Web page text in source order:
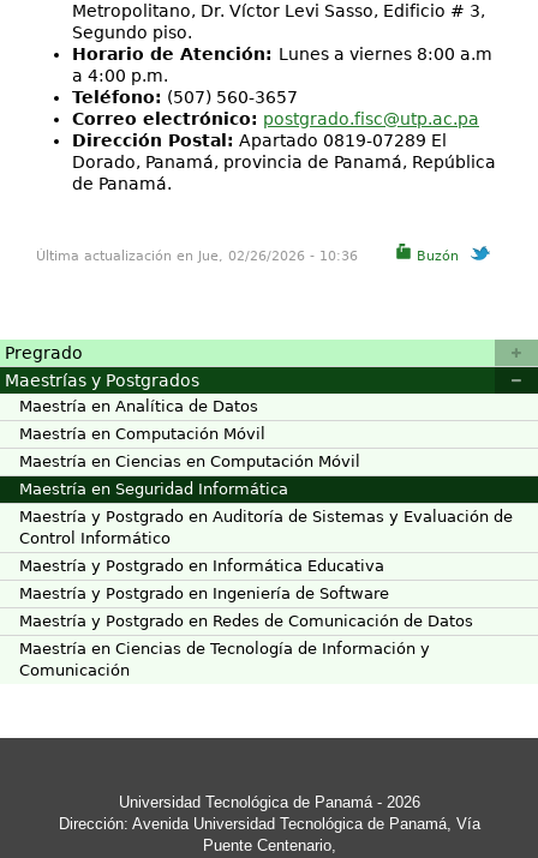
Metropolitano, Dr. Víctor Levi Sasso, Edificio # 3,
Segundo piso.
Horario de Atención: Lunes a viernes 8:00 a.m
a 4:00 p.m.
Teléfono: (507) 560-3657
Correo electrónico: postgrado.fisc@utp.ac.pa
Dirección Postal: Apartado 0819-07289 El
Dorado, Panamá, provincia de Panamá, República
de Panamá.
Buzón
Última actualización en Jue, 02/26/2026 - 10:36
Pregrado
Maestrías y Postgrados
Maestría en Analítica de Datos
Maestría en Computación Móvil
Maestría en Ciencias en Computación Móvil
Maestría en Seguridad Informática
Maestría y Postgrado en Auditoría de Sistemas y Evaluación de
Control Informático
Maestría y Postgrado en Informática Educativa
Maestría y Postgrado en Ingeniería de Software
Maestría y Postgrado en Redes de Comunicación de Datos
Maestría en Ciencias de Tecnología de Información y
Comunicación
Universidad Tecnológica de Panamá- 2026
Dirección: Avenida Universidad Tecnológica de Panamá, Vía
Puente Centenario,